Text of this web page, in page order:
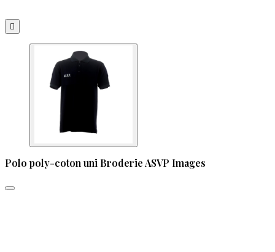

Polo poly-coton uni Broderie ASVP Images